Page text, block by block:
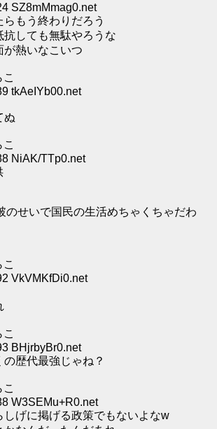
SZ8mMmag0.net
もう終わりだろう
抗しても無駄やろうな
が熱いなこいつ
tkAeIYb00.net
ぬ
NiAK/TTp0.net
のせいで国民の生活めちゃくちゃだわ
VkVMKfDi0.net
BHjrbyBr0.net
歴代最強じゃね？
W3SEMu+R0.net
しげに掲げる政策でもないよなw